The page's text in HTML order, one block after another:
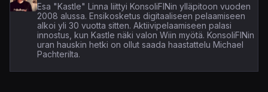
Esa "Kastle" Linna liittyi KonsoliFINin ylläpitoon vuoden
2008 alussa. Ensikosketus digitaaliseen pelaamiseen
alkoi yli 30 vuotta sitten. Aktiivipelaamiseen palasi
innostus, kun Kastle näki valon Wiin myötä. KonsoliFINin
uran hauskin hetki on ollut saada haastattelu Michael
Pachterilta.